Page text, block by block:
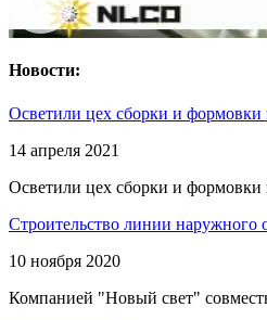
Новости:
Осветили цех сборки и формовки
14 апреля 2021
Осветили цех сборки и формовки
Строительство линии наружного
10 ноября 2020
Компанией "Новый свет"